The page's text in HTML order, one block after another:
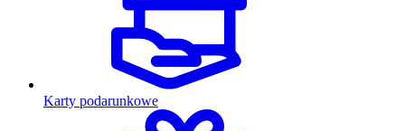
Karty podarunkowe